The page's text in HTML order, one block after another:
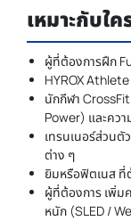
เหมาะกับใค
ผู้ที่ต้องการฝึก
HYROX
นักกีฬา
Power) และควา
เทรนเนอร์ส่วนตั
ต่าง ๆ
ยิมหรือฟิตเนส ที่
ผู้ที่ต้องการ เพิ่ม
หนัก (SLED /